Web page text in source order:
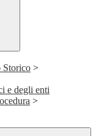
Storico >
e degli enti
>